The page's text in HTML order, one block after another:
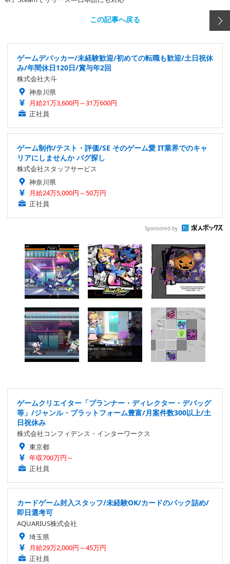
この記事へ戻る
ゲームデバッカー/未経験歓迎/初めての転職も歓迎/土日祝休
み/年間休日120日/賞与年2回
株式会社大斗
神奈川県
月給21万3,600円～31万600円
正社員
ゲーム制作/テスト・評価/SE そのゲーム愛 IT業界でのキャ
リアにしませんか バグ探し
株式会社スタッフサービス
神奈川県
月給24万5,000円～50万円
正社員
Sponsored by
ゲームクリエイター「プランナー・ディレクター・デバッグ
等」/ジャンル・プラットフォーム豊富/月案件数300以上/土
日祝休み
株式会社コンフィデンス・インターワークス
東京都
年収700万円～
正社員
カードゲーム封入スタッフ/未経験OK/カードのパック詰め/
即日選考可
AQUARIUS株式会社
埼玉県
月給29万2,000円～45万円
正社員